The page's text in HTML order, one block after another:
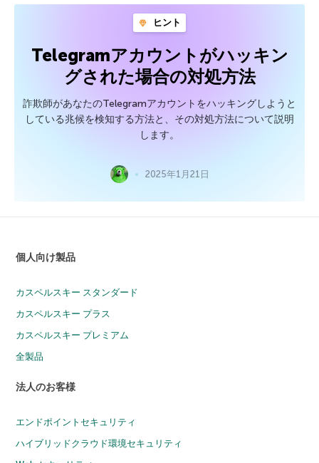
ヒント
Telegramアカウントがハッキン
グされた場合の対処方法
詐欺師があなたのTelegramアカウントをハッキングしようと
している兆候を検知する方法と、その対処方法について説明
します。
2025年1月21日
個人向け製品
カスペルスキー スタンダード
カスペルスキー プラス
カスペルスキー プレミアム
全製品
法人のお客様
エンドポイントセキュリティ
ハイブリッドクラウド環境セキュリティ